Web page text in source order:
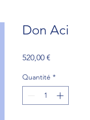
Don Aci
520,00 €
Quantité *